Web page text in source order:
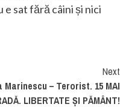
e sat fără câini și nici
Next
Marinescu – Terorist. 15 MAI
LIBERTATE ȘI PĂMÂNT!